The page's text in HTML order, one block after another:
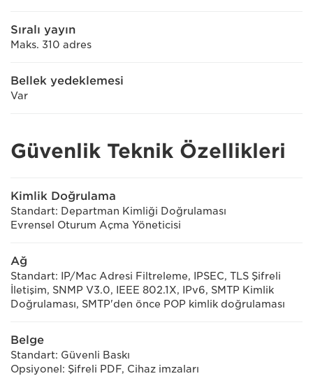
Sıralı yayın
Maks. 310 adres
Bellek yedeklemesi
Var
Güvenlik Teknik Özellikleri
Kimlik Doğrulama
Standart: Departman Kimliği Doğrulaması
Evrensel Oturum Açma Yöneticisi
Ağ
Standart: IP/Mac Adresi Filtreleme, IPSEC, TLS Şifreli
İletişim, SNMP V3.0, IEEE 802.1X, IPv6, SMTP Kimlik
Doğrulaması, SMTP'den önce POP kimlik doğrulaması
Belge
Standart: Güvenli Baskı
Opsiyonel: Şifreli PDF, Cihaz imzaları